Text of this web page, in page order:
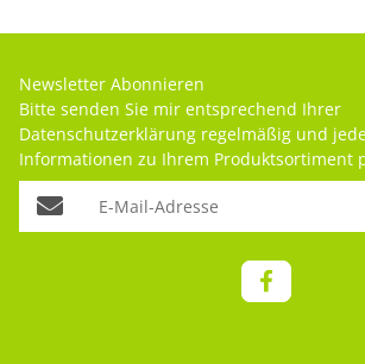
Newsletter Abonnieren
Bitte senden Sie mir entsprechend Ihrer
Datenschutzerklärung regelmäßig und
Informationen zu Ihrem Produktsortiment